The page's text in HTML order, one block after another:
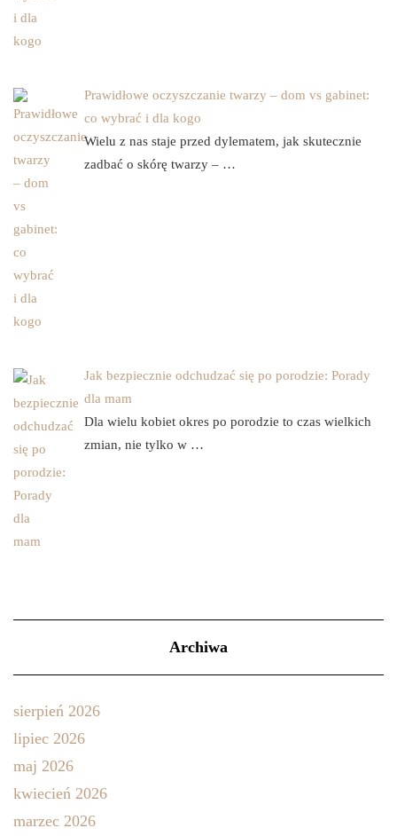
Prawidłowe oczyszczanie twarzy – dom vs gabinet:
co wybrać i dla kogo
Wielu z nas staje przed dylematem, jak skutecznie
zadbać o skórę twarzy – …
Jak bezpiecznie odchudzać się po porodzie: Porady
dla mam
Dla wielu kobiet okres po porodzie to czas wielkich
zmian, nie tylko w …
Archiwa
sierpień 2026
lipiec 2026
maj 2026
kwiecień 2026
marzec 2026